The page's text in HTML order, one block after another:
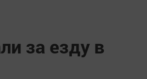
за езду в